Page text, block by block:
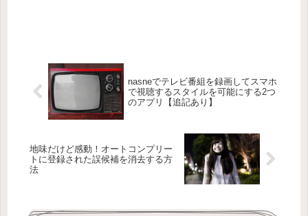
nasneでテレビ番組を録画してスマホ
で視聴するスタイルを可能にする2つ
のアプリ【追記あり】
地味だけど感動！オートコンプリー
トに登録された誤候補を消去する方
法